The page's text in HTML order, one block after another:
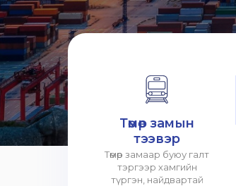
Төмөр замын
тээвэр
Төмөр замаар буюу галт
тэргээр хамгийн
түргэн, найдвартай